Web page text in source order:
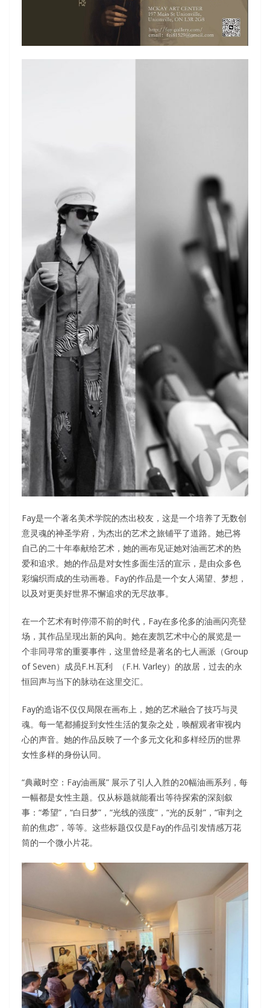
Fay是一个著名美术学院的杰出校友，这是一个培养了无数创
意灵魂的神圣学府，为杰出的艺术之旅铺平了道路。她已将
自己的二十年奉献给艺术，她的画布见证她对油画艺术的热
爱和追求。她的作品是对女性多面生活的宣示，是由众多色
彩编织而成的生动画卷。Fay的作品是一个女人渴望、梦想，
以及对更美好世界不懈追求的无尽故事。
在一个艺术有时停滞不前的时代，Fay在多伦多的油画闪亮登
场，其作品呈现出新的风向。她在麦凯艺术中心的展览是一
个非同寻常的重要事件，这里曾经是著名的七人画派（Group
of Seven）成员F.H.瓦利 （F.H. Varley）的故居，过去的永
恒回声与当下的脉动在这里交汇。
Fay的造诣不仅仅局限在画布上，她的艺术融合了技巧与灵
魂。每一笔都捕捉到女性生活的复杂之处，唤醒观者审视内
心的声音。她的作品反映了一个多元文化和多样经历的世界
女性多样的身份认同。
“典藏时空：Fay油画展” 展示了引人入胜的20幅油画系列，每
一幅都是女性主题。仅从标题就能看出等待探索的深刻叙
事：“希望”，“白日梦”，“光线的强度”，“光的反射”，“审判之
前的焦虑”，等等。这些标题仅仅是Fay的作品引发情感万花
筒的一个微小片花。